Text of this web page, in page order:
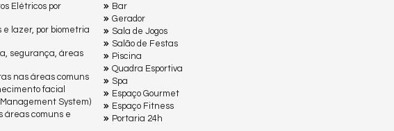
Elétricos por
e lazer, por biometria
segurança, áreas
nas áreas comuns
facial
System)
áreas comuns e
Bar
Gerador
Sala de Jogos
Salão de Festas
Piscina
Quadra Esportiva
Spa
Espaço Gourmet
Espaço Fitness
Portaria 24h